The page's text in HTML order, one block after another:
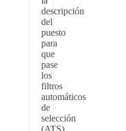
descripción
del
puesto
para
que
pase
los
filtros
automáticos
de
selección
(ATS).